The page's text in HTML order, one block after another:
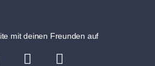
mit deinen Freunden auf